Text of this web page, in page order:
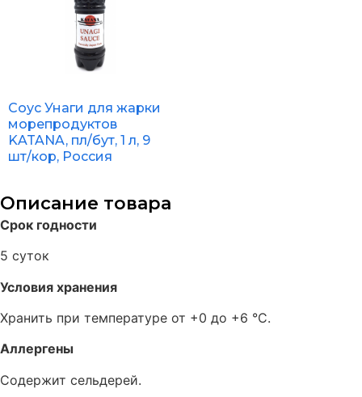
Соус Унаги для жарки
морепродуктов
KATANA, пл/бут, 1 л, 9
шт/кор, Россия
Описание товара
Срок годности
5 суток
Условия хранения
Хранить при температуре от +0 до +6 °C.
Аллергены
Содержит сельдерей.